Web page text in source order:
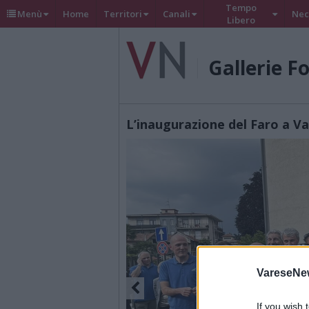
If you wish
Menù Home Territori Canali
Tempo
Libero
Gallerie
L’inaugurazione del Faro a